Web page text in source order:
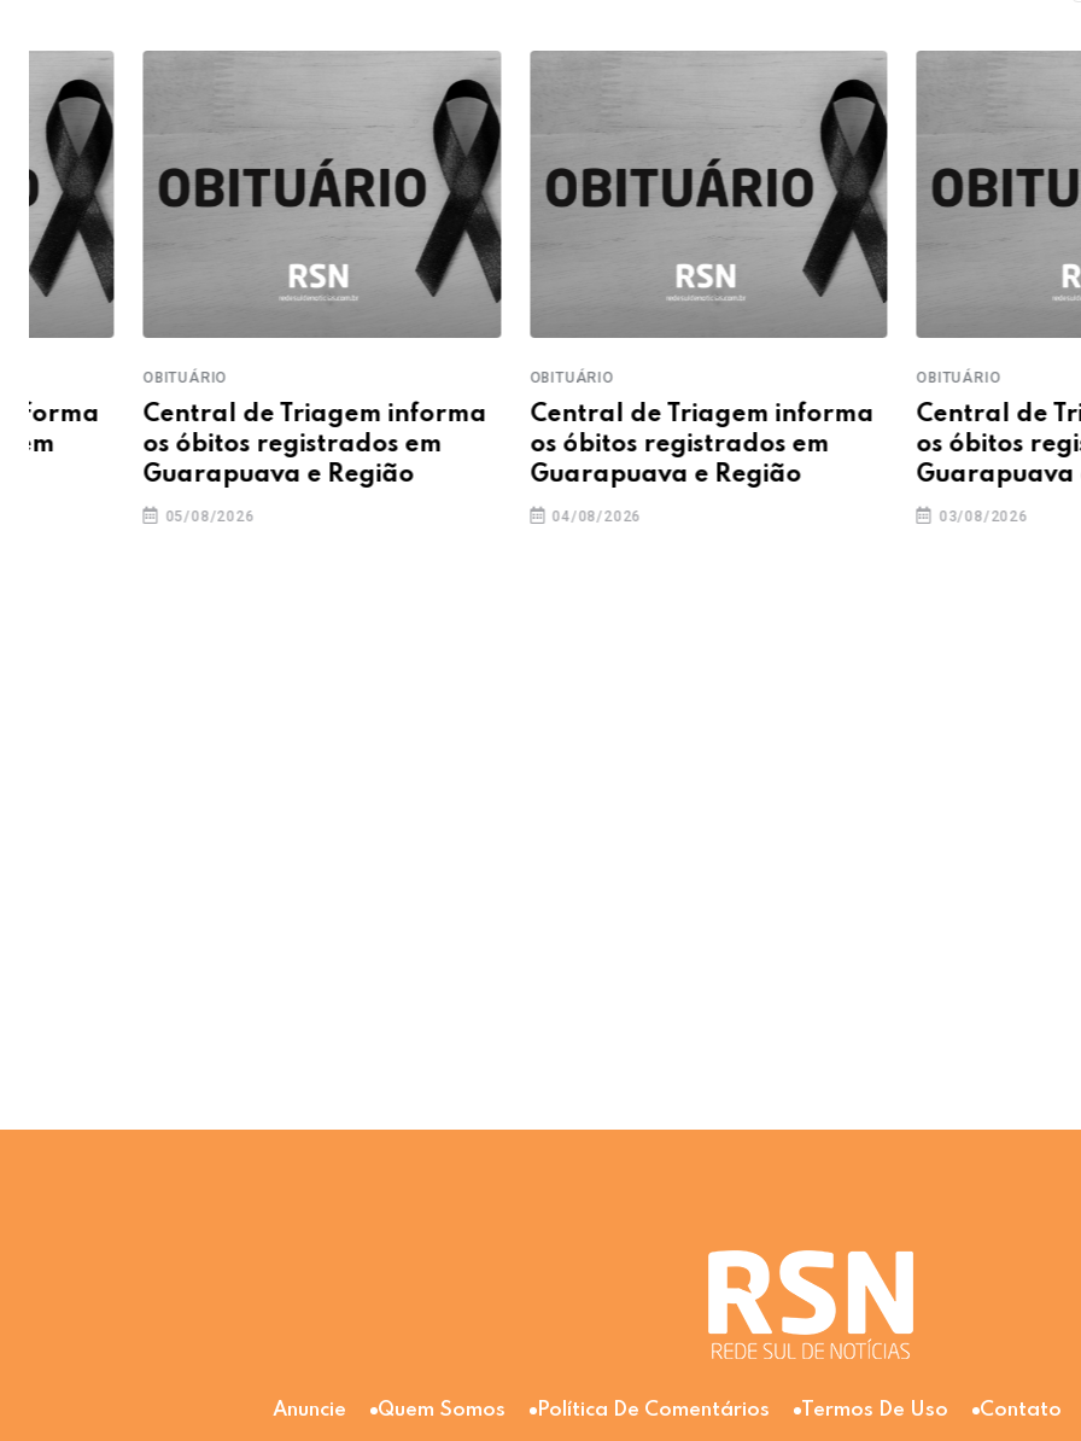
Central de Triagem informa
os óbitos registrados em
Guarapuava e Região
Central de Triagem informa
os óbitos registrados em
Guarapuava e Região
Central de Triagem
os óbitos registrados
Guarapuava e Região
Anuncie Quem Somos Política De Comentários Termos De Uso Contato